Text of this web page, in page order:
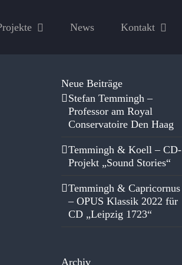
News Kontakt
Neue Beiträge
Stefan Temmingh –
Professor am Royal
Conservatoire Den Haag
Temmingh & Koell – CD-
Projekt „Sound Stories“
Temmingh & Capricornus
– OPUS Klassik 2022 für
CD „Leipzig 1723“
Archiv